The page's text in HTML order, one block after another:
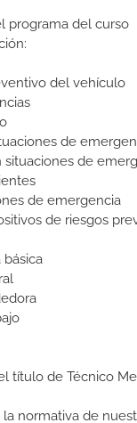
programa del
del vehículo
de
de
de emergencia
de riesgos
título de Técnico
normativa de